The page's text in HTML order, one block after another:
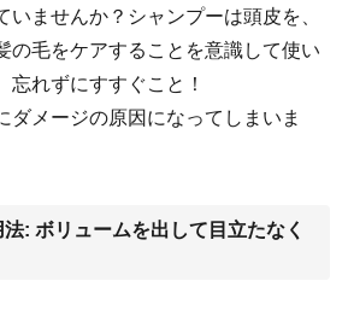
いませんか？シャンプーは頭皮を、
の毛をケアすることを意識して使い
忘れずにすすぐこと！
ダメージの原因になってしまいま
法: ボリュームを出して目立たなく